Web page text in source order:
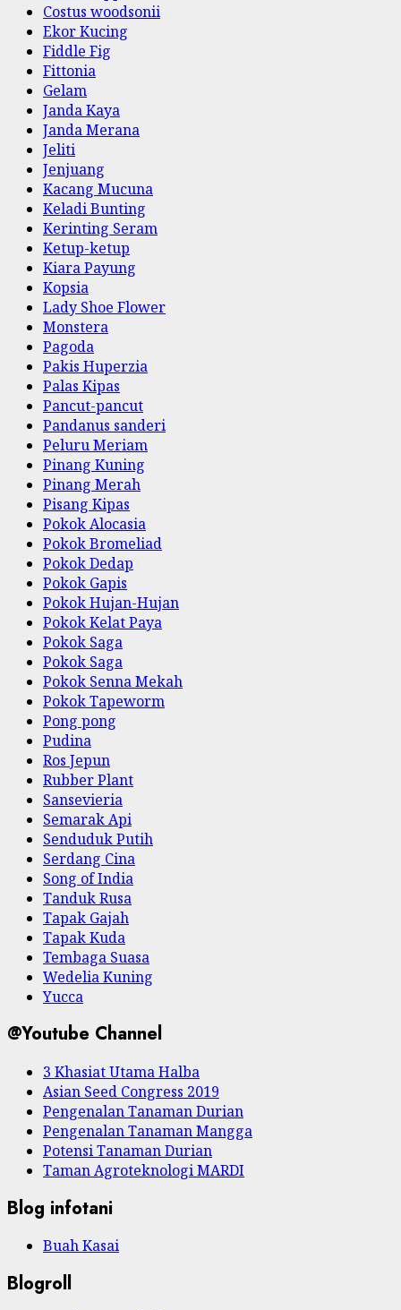
Costus woodsonii
Ekor Kucing
Fiddle Fig
Fittonia
Gelam
Janda Kaya
Janda Merana
Jeliti
Jenjuang
Kacang Mucuna
Keladi Bunting
Kerinting Seram
Ketup-ketup
Kiara Payung
Kopsia
Lady Shoe Flower
Monstera
Pagoda
Pakis Huperzia
Palas Kipas
Pancut-pancut
Pandanus sanderi
Peluru Meriam
Pinang Kuning
Pinang Merah
Pisang Kipas
Pokok Alocasia
Pokok Bromeliad
Pokok Dedap
Pokok Gapis
Pokok Hujan-Hujan
Pokok Kelat Paya
Pokok Saga
Pokok Saga
Pokok Senna Mekah
Pokok Tapeworm
Pong pong
Pudina
Ros Jepun
Rubber Plant
Sansevieria
Semarak Api
Senduduk Putih
Serdang Cina
Song of India
Tanduk Rusa
Tapak Gajah
Tapak Kuda
Tembaga Suasa
Wedelia Kuning
Yucca
@Youtube Channel
3 Khasiat Utama Halba
Asian Seed Congress 2019
Pengenalan Tanaman Durian
Pengenalan Tanaman Mangga
Potensi Tanaman Durian
Taman Agroteknologi MARDI
Blog infotani
Buah Kasai
Blogroll